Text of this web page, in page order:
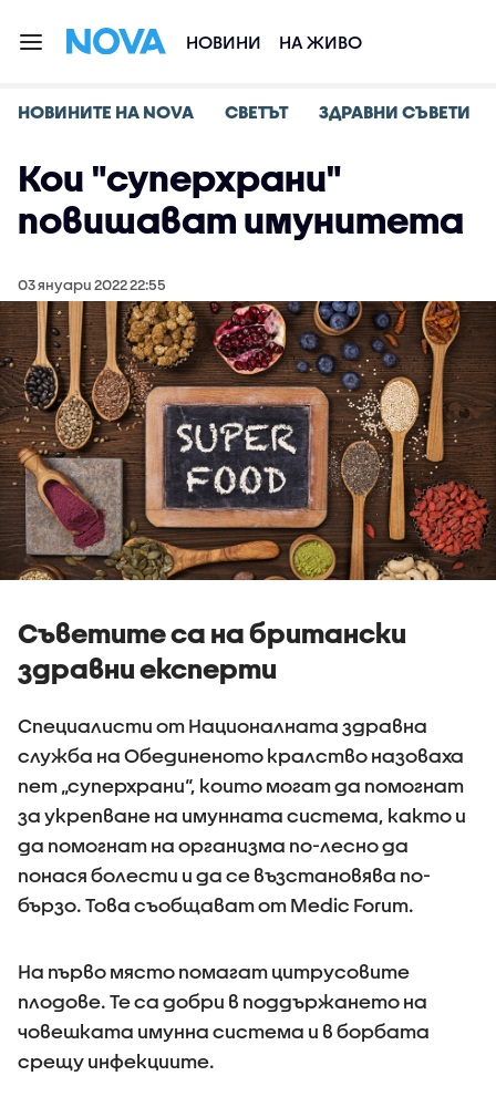
НОВИНИ НА ЖИВО
НОВИНИТЕ НА NOVA СВЕТЪТ ЗДРАВНИ СЪВЕТИ
Кои "суперхрани"
повишават имунитета
03 януари 2022 22:55
Съветите са на британски
здравни експерти
Специалисти от Националната здравна
служба на Обединеното кралство назоваха
пет „суперхрани“, които могат да помогнат
за укрепване на имунната система, както и
да помогнат на организма по-лесно да
понася болести и да се възстановява по-
бързо. Това съобщават от Medic Forum.
На първо място помагат цитрусовите
плодове. Те са добри в поддържането на
човешката имунна система и в борбата
срещу инфекциите.